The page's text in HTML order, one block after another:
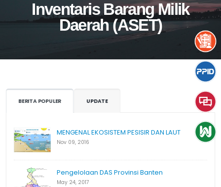
Inventaris Barang Milik
Daerah (ASET)
BERITA POPULER UPDATE
MENGENAL EKOSISTEM PESISIR DAN LAUT
Nov 09, 2016
Pengelolaan DAS Provinsi Banten
May 24, 2017